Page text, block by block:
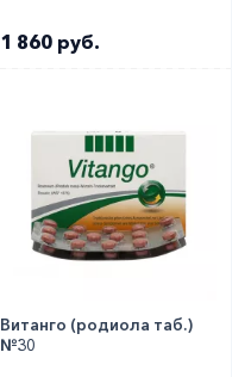
1 860 руб.
Витанго (родиола таб.)
№30